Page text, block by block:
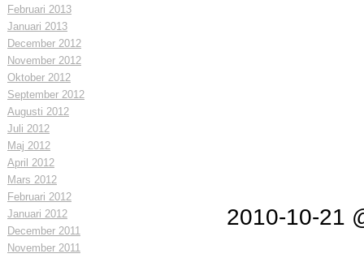
Februari 2013
Januari 2013
December 2012
November 2012
Oktober 2012
September 2012
Augusti 2012
Juli 2012
Maj 2012
April 2012
Mars 2012
Februari 2012
Januari 2012
December 2011
November 2011
2010-10-21